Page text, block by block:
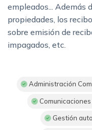
empleados... Además
propiedades, los
sobre emisión de
impagados, etc.
Administración
Comunicaciones
Gestión